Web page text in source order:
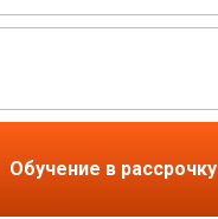
Обучение в рассрочку